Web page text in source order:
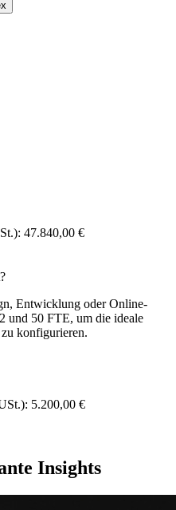
47.840,00 €
Entwicklung oder Online-
und 50 FTE, um die ideale
konfigurieren.
5.200,00 €
Insights